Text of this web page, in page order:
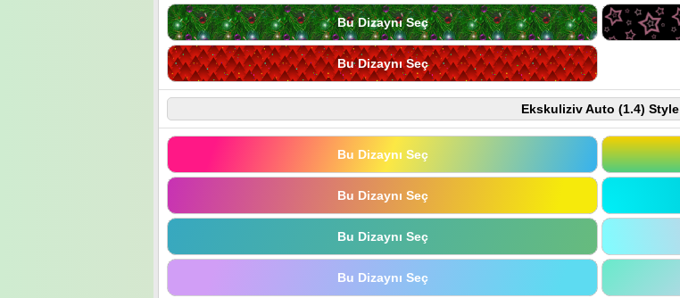
Bu Dizaynı Seç
Bu Dizaynı Seç
Ekskuliziv Auto (1.4) Style
Bu Dizaynı Seç
Bu Dizaynı Seç
Bu Dizaynı Seç
Bu Dizaynı Seç